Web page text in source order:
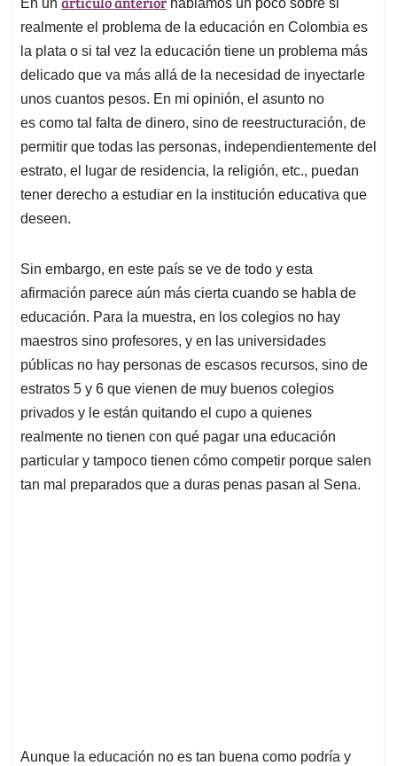
s
A
p
p
b
o
o
k
e
d
I
n
l
a
d
s
En un
hablamos un poco sobre si
realmente el problema de la educación en Colombia es
la plata o si tal vez la educación tiene un problema más
delicado que va más allá de la necesidad de inyectarle
unos cuantos pesos. En mi opinión, el asunto no
es como tal falta de dinero, sino de reestructuración, de
permitir que todas las personas, independientemente del
estrato, el lugar de residencia, la religión, etc., puedan
tener derecho a estudiar en la institución educativa que
deseen.
Sin embargo, en este país se ve de todo y esta
afirmación parece aún más cierta cuando se habla de
educación. Para la muestra, en los colegios no hay
maestros sino profesores, y en las universidades
públicas no hay personas de escasos recursos, sino de
estratos 5 y 6 que vienen de muy buenos colegios
privados y le están quitando el cupo a quienes
realmente no tienen con qué pagar una educación
particular y tampoco tienen cómo competir porque salen
tan mal preparados que a duras penas pasan al Sena.
Aunque la educación no es tan buena como podría y